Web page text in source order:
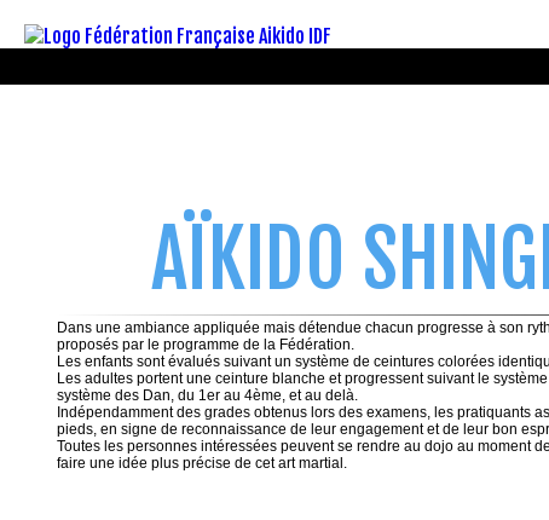
AÏKIDO
Dans une ambiance appliquée mais détendue chacun progresse à son
proposés par le programme de la Fédération.
Les enfants sont évalués suivant un système de ceintures colorées
Les adultes portent une ceinture blanche et progressent suivant le
système des Dan, du 1er au 4ème, et au delà.
Indépendamment des grades obtenus lors des examens, les pratiquants
pieds, en signe de reconnaissance de leur engagement et de leur bon
Toutes les personnes intéressées peuvent se rendre au dojo au moment
faire une idée plus précise de cet art martial.